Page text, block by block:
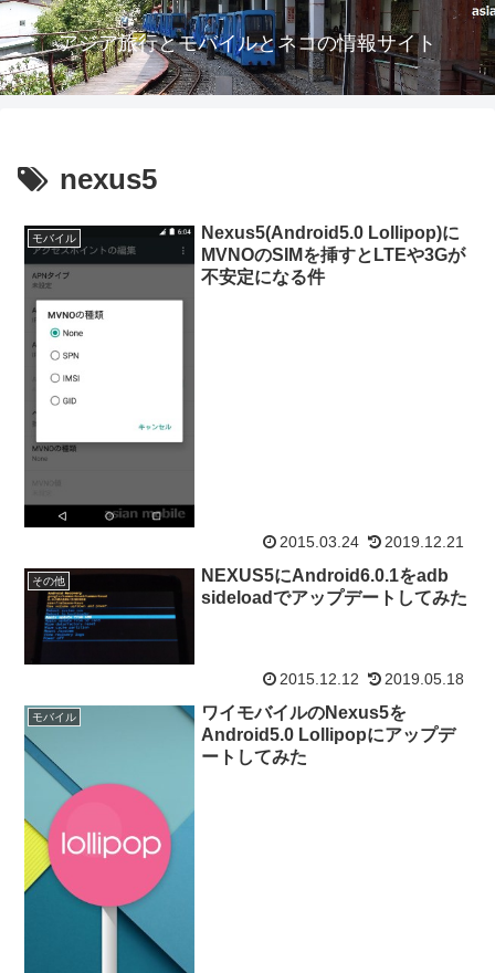
アジア旅行とモバイルとネコの情報サイト
nexus5
モバイル
Nexus5(Android5.0 Lollipop)に
MVNOのSIMを挿すとLTEや3Gが
不安定になる件
2015.03.24 2019.12.21
その他
NEXUS5にAndroid6.0.1をadb
sideloadでアップデートしてみた
2015.12.12 2019.05.18
モバイル
ワイモバイルのNexus5を
Android5.0 Lollipopにアップデ
ートしてみた